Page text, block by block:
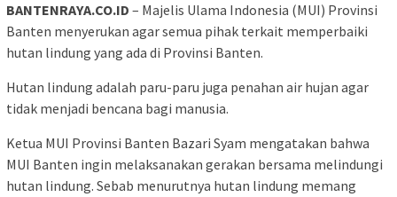
BANTENRAYA.CO.ID – Majelis Ulama Indonesia (MUI) Provinsi
Banten menyerukan agar semua pihak terkait memperbaiki
hutan lindung yang ada di Provinsi Banten.
Hutan lindung adalah paru-paru juga penahan air hujan agar
tidak menjadi bencana bagi manusia.
Ketua MUI Provinsi Banten Bazari Syam mengatakan bahwa
MUI Banten ingin melaksanakan gerakan bersama melindungi
hutan lindung. Sebab menurutnya hutan lindung memang